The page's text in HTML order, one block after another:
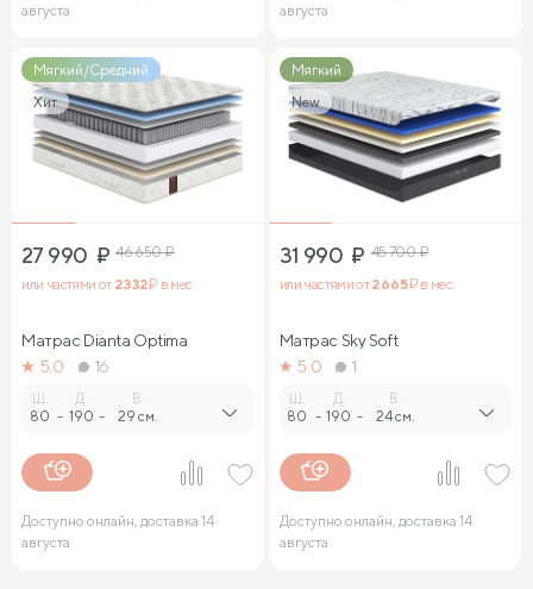
августа
августа
Мягкий/Средний
Хит
27 990 ₽ 46 650₽
или частями от 2 332₽ в мес.
Матрас Dianta Optima
5.0
16
80 -
Д.
190 -
В.
29 см.
Доступно онлайн, доставка 14
августа
Мягкий
New
31 990 ₽ 45 700₽
или частями от2 665₽ в мес.
Матрас Sky Soft
5.0
1
80 -
Д.
190 -
В.
24 см.
Доступно онлайн, доставка 14
августа